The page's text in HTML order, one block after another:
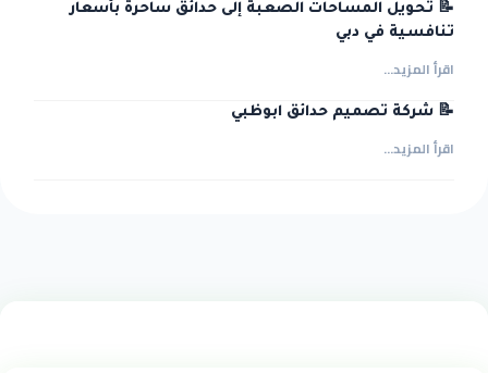
📝 تحويل المساحات الصعبة إلى حدائق ساحرة بأسعار
تنافسية في دبي
اقرأ المزيد...
📝 شركة تصميم حدائق ابوظبي
اقرأ المزيد...